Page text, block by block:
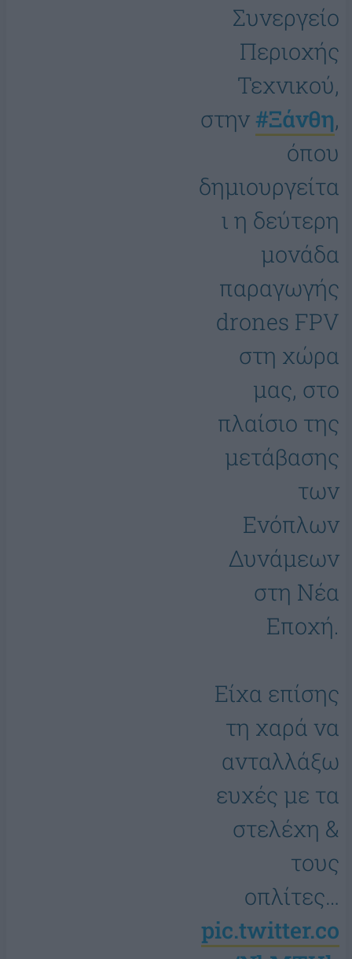
Συνεργείο
Περιοχής
Τεχνικού,
στην #Ξάνθη,
όπου
δημιουργείτα
ι η δεύτερη
μονάδα
παραγωγής
drones FPV
στη χώρα
μας, στο
πλαίσιο της
μετάβασης
των
Ενόπλων
Δυνάμεων
στη Νέα
Εποχή.
Είχα επίσης
τη χαρά να
ανταλλάξω
ευχές με τα
στελέχη &
τους
οπλίτες…
pic.twitter.co